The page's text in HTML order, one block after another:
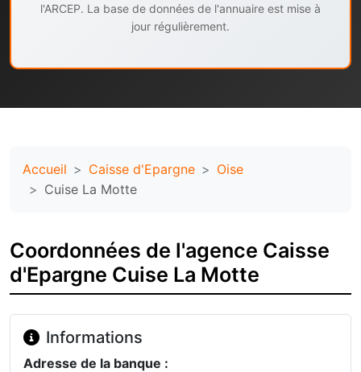
l'ARCEP. La base de données de l'annuaire est mise à
jour régulièrement.
Accueil Caisse d'Epargne
Oise
Cuise La Motte
Coordonnées de l'agence Caisse
d'Epargne Cuise La Motte
Informations
Adresse de la banque :